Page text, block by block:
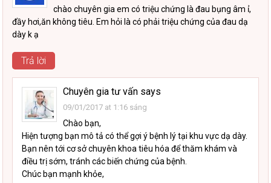
chào chuyên gia em có triệu chứng là đau bụng âm ỉ,
đầy hơi,ăn không tiêu. Em hỏi là có phải triệu chứng của đau dạ
dày k ạ
Trả lời
Chuyên gia tư vấn says
09/01/2017 at 1:16 sáng
Chào bạn,
Hiện tượng bạn mô tả có thể gợi ý bệnh lý tại khu vực dạ dày.
Bạn nên tới cơ sở chuyên khoa tiêu hóa để thăm khám và
điều trị sớm, tránh các biến chứng của bệnh.
Chúc bạn mạnh khỏe,